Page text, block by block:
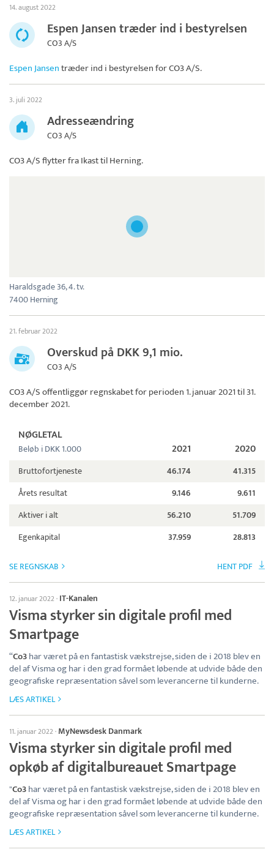
14. august 2022
Espen Jansen træder ind i bestyrelsen
CO3 A/S
Espen Jansentræder ind i bestyrelsen forCO3 A/S.
3. juli 2022
Adresseændring
CO3 A/S
CO3 A/Sflytter fra Ikast til Herning.
Haraldsgade 36, 4. tv.
7400 Herning
21. februar 2022
Overskud på DKK 9,1 mio.
CO3 A/S
CO3 A/Soffentliggør regnskabet for perioden 1. januar 2021 til 31.
december 2021.
NØGLETAL
Beløb i DKK 1.000 2021 2020
Bruttofortjeneste 46.174
41.315
Årets resultat
9.146
9.611
Aktiver i alt
56.210
51.709
Egenkapital
37.959 28.813
SE REGNSKAB HENT PDF
12. januar 2022· IT-Kanalen
Visma styrker sin digitale profil med
Smartpage
“Co3har været på en fantastisk vækstrejse, siden de i 2018 blev en
del af Visma og har i den grad formået løbende at udvide både den
geografiske repræsentation såvel som leverancerne til kunderne.
LÆS ARTIKEL
11. januar 2022· MyNewsdesk Danmark
Visma styrker sin digitale profil med
opkøb af digitalbureauet Smartpage
"Co3har været på en fantastisk vækstrejse, siden de i 2018 blev en
del af Visma og har i den grad formået løbende at udvide både den
geografiske repræsentation såvel som leverancerne til kunderne.
LÆS ARTIKEL